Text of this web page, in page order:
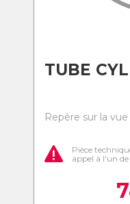
TUBE
Repère sur la vue
Pièce
appel à l'un